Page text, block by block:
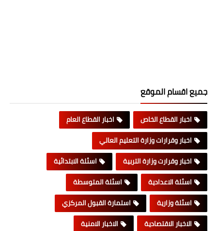
جميع اقسام الموقع
اخبار القطاع الخاص
اخبار القطاع العام
اخبار وقرارات وزارة التعليم العالي
اخبار وقرارت وزارة التربية
اسئلة الابتدائية
اسئلة الاعدادية
اسئلة المتوسطة
اسئلة وزارية
استمارة القبول المركزي
الاخبار الاقتصادية
الاخبار الامنية